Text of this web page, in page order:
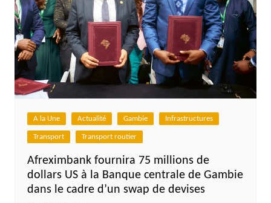
A la Une Actualité Gambie Infrastructures
Transport Transport routier
Afreximbank fournira 75 millions de
dollars US à la Banque centrale de Gambie
dans le cadre d’un swap de devises